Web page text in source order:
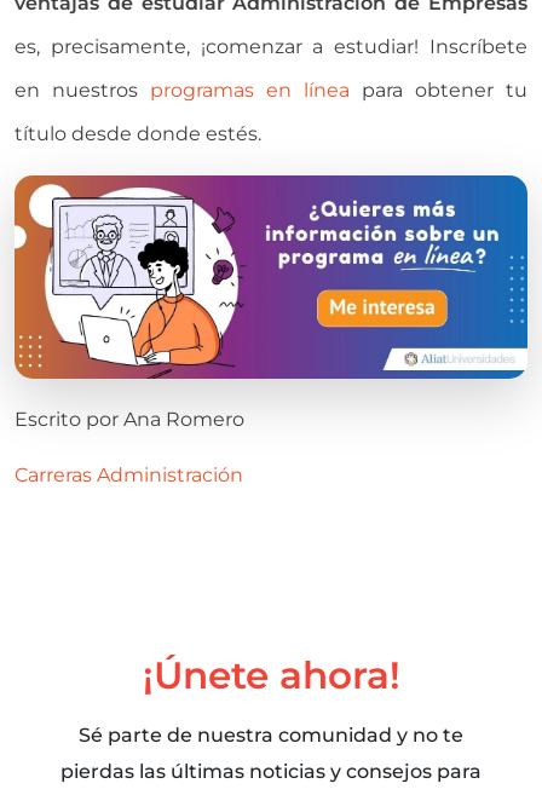
es, precisamente, ¡comenzar a estudiar! Inscríbete
en nuestros programas en línea para obtener tu
título desde donde estés.
Escrito por Ana Romero
Carreras Administración
¡Únete ahora!
Sé parte de nuestra comunidad y no te
pierdas las últimas noticias y consejos para